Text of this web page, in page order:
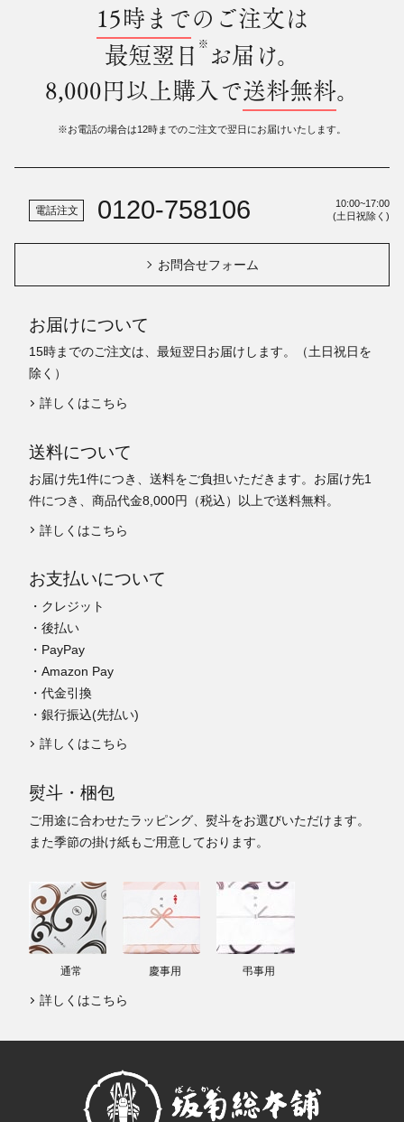
15時までのご注文は
最短翌日 ※ お届け。
8,000円以上購入で送料無料。
※お電話の場合は12時までのご注文で翌日にお届けいたします。
電話注文 0120-758106
10:00~17:00
(土日祝除く)
お問合せフォーム
お届けについて
15時までのご注文は、最短翌日お届けします。（土日祝日を
除く）
詳しくはこちら
送料について
お届け先1件につき、送料をご負担いただきます。お届け先1
件につき、商品代金8,000円（税込）以上で送料無料。
詳しくはこちら
お支払いについて
・クレジット
・後払い
・PayPay
・Amazon Pay
・代金引換
・銀行振込(先払い)
詳しくはこちら
熨斗・梱包
ご用途に合わせたラッピング、熨斗をお選びいただけます。
また季節の掛け紙もご用意しております。
通常 慶事用 弔事用
詳しくはこちら